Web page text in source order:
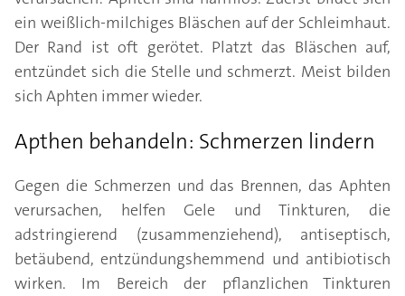
ein weißlich-milchiges Bläschen auf der Schleimhaut.
Der Rand ist oft gerötet. Platzt das Bläschen auf,
entzündet sich die Stelle und schmerzt. Meist bilden
sich Aphten immer wieder.
Apthen behandeln: Schmerzen lindern
Gegen die Schmerzen und das Brennen, das Aphten
verursachen, helfen Gele und Tinkturen, die
adstringierend (zusammenziehend), antiseptisch,
betäubend, entzündungshemmend und antibiotisch
wirken. Im Bereich der pflanzlichen Tinkturen